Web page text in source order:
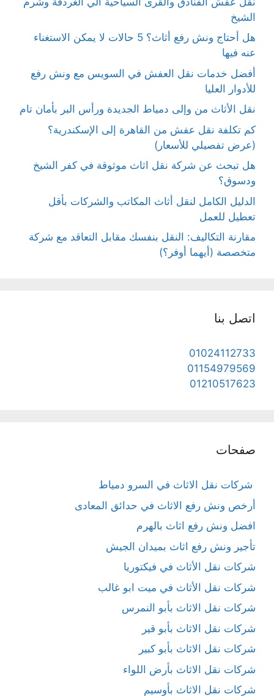
الشيخ
هل أحتاج ونش رفع أثاث؟ 5 حالات لا يمكن الاستغناء
عنه فيها
أفضل خدمات نقل العفش في السويس مع ونش رفع
للأدوار العليا
نقل الأثاث من وإلى دمياط الجديدة ورأس البر بأمان تام
كم تكلفة نقل عفش من القاهرة إلى الإسكندرية؟
(عرض تفصيلي للأسعار)
هل تبحث عن شركة نقل اثاث موثوقة في كفر الشيخ
ودسوق؟
الدليل الكامل لنقل أثاث المكاتب والشركات بأقل
تعطيل للعمل
مقارنة التكاليف: النقل بنفسك مقابل التعاقد مع شركة
متخصصة (أيهما أوفر؟)
اتصل بنا
01024112733
01154979569
01210517623
صفحات
شركات نقل الاثاث في السرو دمياط
أرخص ونش رفع الاثاث في حدائق المعادى
افضل ونش رفع اثاث بالهرم
تأجير ونش رفع اثاث بميدان الجيش
شركات نقل الأثاث في فيكتوريا
شركات نقل الأثاث في ميت ابو غالب
شركات نقل الاثاث بأبو النمرس
شركات نقل الاثاث بأبو قير
شركات نقل الاثاث بأبو كبير
شركات نقل الاثاث بأرض اللواء
شركات نقل الاثاث بأوسيم